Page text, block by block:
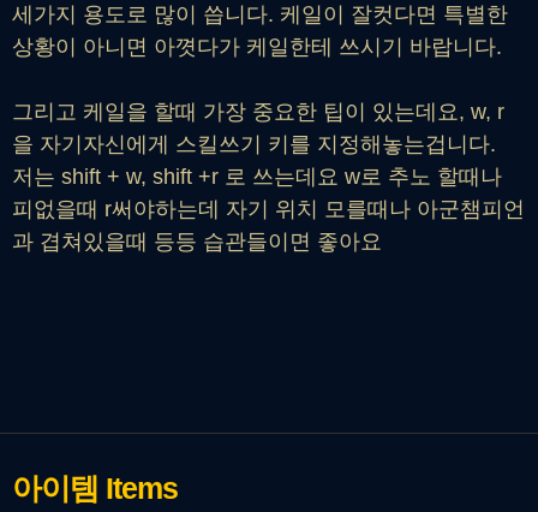
세가지 용도로 많이 씁니다. 케일이 잘컷다면 특별한
상황이 아니면 아꼇다가 케일한테 쓰시기 바랍니다.
그리고 케일을 할때 가장 중요한 팁이 있는데요, w, r
을 자기자신에게 스킬쓰기 키를 지정해놓는겁니다.
저는 shift + w, shift +r 로 쓰는데요 w로 추노 할때나
피없을때 r써야하는데 자기 위치 모를때나 아군챔피언
과 겹쳐있을때 등등 습관들이면 좋아요
아이템 Items